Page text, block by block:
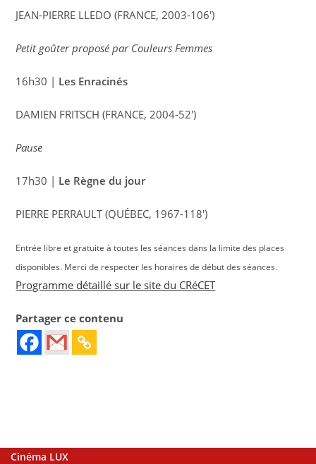
JEAN-PIERRE LLEDO (FRANCE, 2003-106′)
Petit goûter proposé par Couleurs Femmes
16h30 | Les Enracinés
DAMIEN FRITSCH (FRANCE, 2004-52′)
Pause
17h30 | Le Règne du jour
PIERRE PERRAULT (QUÉBEC, 1967-118′)
Entrée libre et gratuite à toutes les séances dans la limite des places
disponibles. Merci de respecter les horaires de début des séances.
Programme détaillé sur le site du CRéCET
Partager ce contenu
Cinéma LUX